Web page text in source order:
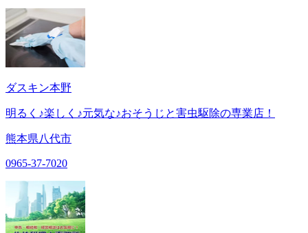
ダスキン本野
明るく♪楽しく♪元気な♪おそうじと害虫駆除の専業店！
熊本県八代市
0965-37-7020